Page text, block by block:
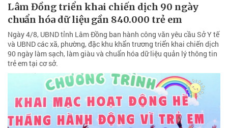
Lâm Đồng triển khai chiến dịch 90 ngày
chuẩn hóa dữ liệu gần 840.000 trẻ em
Ngày 4/8, UBND tỉnh Lâm Đồng ban hành công văn yêu cầu Sở Y tế
và UBND các xã, phường, đặc khu khẩn trương triển khai chiến dịch
90 ngày làm sạch, làm giàu và chuẩn hóa dữ liệu quản lý thông tin
trẻ em tại cơ sở.